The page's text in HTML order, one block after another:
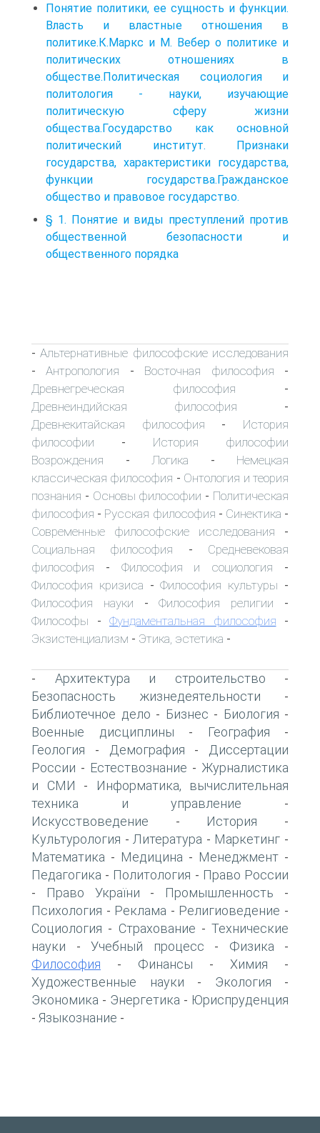
Понятие политики, ее сущность и функции.
Власть и властные отношения в
политике.К.Маркс и М. Вебер о политике и
политических отношениях в
обществе.Политическая социология и
политология - науки, изучающие
политическую сферу жизни
общества.Государство как основной
политический институт. Признаки
государства, характеристики государства,
функции государства.Гражданское
общество и правовое государство.
§ 1. Понятие и виды преступлений против
общественной безопасности и
общественного порядка
-Альтернативные философские исследования
-Антропология - Восточная философия -
Древнегреческая философия -
Древнеиндийская философия -
Древнекитайская философия - История
философии - История философии
Возрождения - Логика - Немецкая
классическая философия - Онтология и теория
познания - Основы философии - Политическая
философия - Русская философия - Синектика -
Современные философские исследования -
Социальная философия - Средневековая
философия - Философия и социология -
Философия кризиса -Философия культуры -
Философия науки -Философия религии -
Философы - Фундаментальная философия -
Экзистенциализм - Этика, эстетика -
- Архитектура и строительство -
Безопасность жизнедеятельности -
Библиотечное дело - Бизнес - Биология -
Военные дисциплины - География -
Геология - Демография -
Диссертации
России - Естествознание - Журналистика
и СМИ -
Информатика, вычислительная
техника и управление -
Искусствоведение - История -
Культурология - Литература - Маркетинг -
Математика - Медицина - Менеджмент -
Педагогика - Политология - Право России
- Право України - Промышленность -
Психология - Реклама - Религиоведение -
Социология - Страхование - Технические
науки - Учебный процесс - Физика -
Философия - Финансы - Химия -
Художественные науки - Экология -
Экономика - Энергетика - Юриспруденция
- Языкознание -